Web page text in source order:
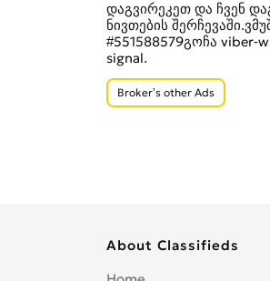
დაგვირეკეთ და ჩვენ
ნივთების
#551588579გოჩა viber-
signal.
Broker’s other Ads
About Classifieds